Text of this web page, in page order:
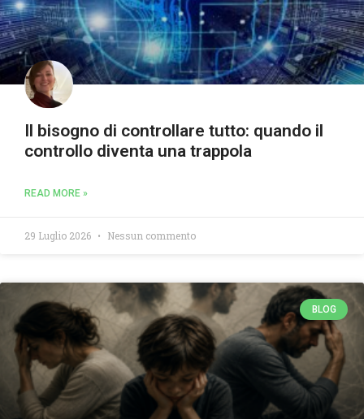
Il bisogno di controllare tutto: quando il
controllo diventa una trappola
READ MORE »
29 Luglio 2026 Nessun commento
BLOG